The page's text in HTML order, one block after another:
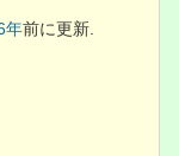
年前に更新.